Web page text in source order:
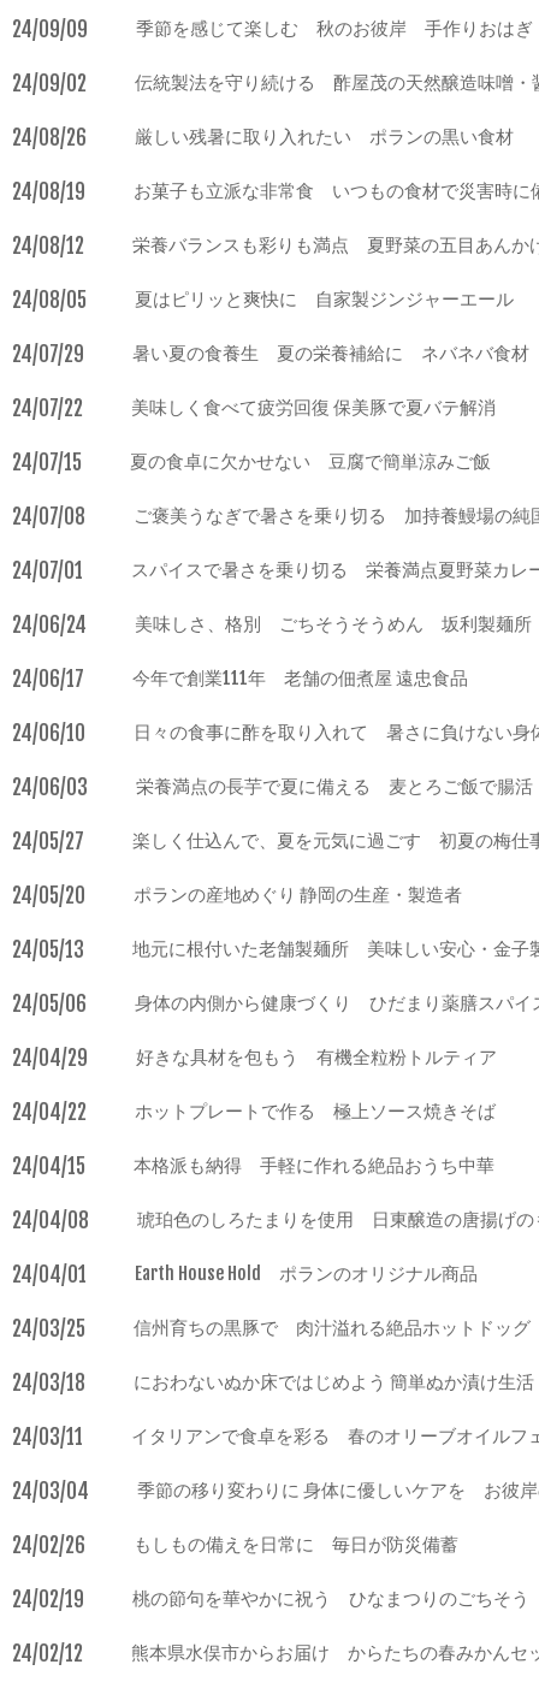
24/09/09 季節を感じて楽しむ 秋のお彼岸 手作りおはぎ
24/09/02 伝統製法を守り続ける 酢屋茂の天然醸造味噌・
24/08/26 厳しい残暑に取り入れたい ポランの黒い食材
24/08/19 お菓子も立派な非常食 いつもの食材で災害時に
24/08/12 栄養バランスも彩りも満点 夏野菜の五目あんか
24/08/05 夏はピリッと爽快に 自家製ジンジャーエール
24/07/29 暑い夏の食養生 夏の栄養補給に ネバネバ食材
24/07/22 美味しく食べて疲労回復 保美豚で夏バテ解消
24/07/15 夏の食卓に欠かせない 豆腐で簡単涼みご飯
24/07/08 ご褒美うなぎで暑さを乗り切る 加持養鰻場の純
24/07/01 スパイスで暑さを乗り切る 栄養満点夏野菜カレ
24/06/24 美味しさ、格別 ごちそうそうめん 坂利製麺所
24/06/17 今年で創業111年 老舗の佃煮屋 遠忠食品
24/06/10 日々の食事に酢を取り入れて 暑さに負けない身
24/06/03 栄養満点の長芋で夏に備える 麦とろご飯で腸活
24/05/27 楽しく仕込んで、夏を元気に過ごす 初夏の梅仕
24/05/20 ポランの産地めぐり 静岡の生産・製造者
24/05/13 地元に根付いた老舗製麺所 美味しい安心・金子
24/05/06 身体の内側から健康づくり ひだまり薬膳スパイ
24/04/29 好きな具材を包もう 有機全粒粉トルティア
24/04/22 ホットプレートで作る 極上ソース焼きそば
24/04/15 本格派も納得 手軽に作れる絶品おうち中華
24/04/08 琥珀色のしろたまりを使用 日東醸造の唐揚げの
24/04/01 Earth House Hold ポランのオリジナル商品
24/03/25 信州育ちの黒豚で 肉汁溢れる絶品ホットドッグ
24/03/18 におわないぬか床ではじめよう 簡単ぬか漬け生活
24/03/11 イタリアンで食卓を彩る 春のオリーブオイルフ
24/03/04 季節の移り変わりに 身体に優しいケアを お彼
24/02/26 もしもの備えを日常に 毎日が防災備蓄
24/02/19 桃の節句を華やかに祝う ひなまつりのごちそう
24/02/12 熊本県水俣市からお届け からたちの春みかんセ